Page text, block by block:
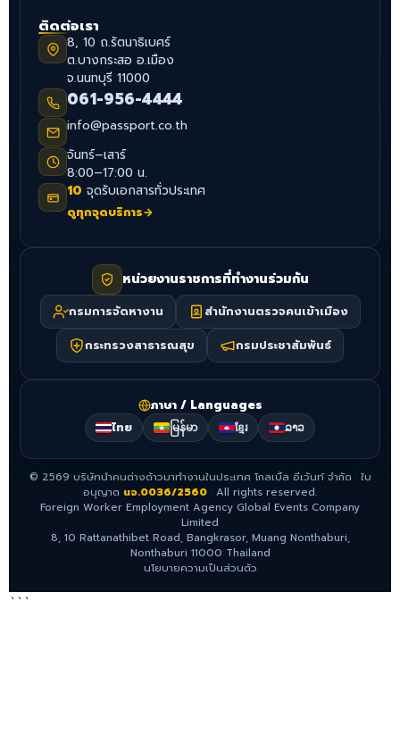
ติดต่อเรา
8, 10 ถ.รัตนาธิเบศร์
ต.บางกระสอ อ.เมือง
จ.นนทบุรี 11000
061-956-4444
info@passport.co.th
จันทร์–เสาร์
8:00–17:00 น.
10 จุดรับเอกสารทั่วประเทศ
ดูทุกจุดบริการ→
หน่วยงานราชการที่ทำงานร่วมกัน
กรมการจัดหางาน
สำนักงานตรวจคนเข้าเมือง
กระทรวงสาธารณสุข
กรมประชาสัมพันธ์
ภาษา / Languages
ไทย မြန်မာ ខ្មែរ ລາວ
© 2569 บริษัทนำคนต่างด้าวมาทำงานในประเทศ โกลเบิ้ล อีเว้นท์ จำกัด ·ใบ
อนุญาต นจ.0036/2560 · All rights reserved.
Foreign Worker Employment Agency Global Events Company
Limited
8, 10 Rattanathibet Road, Bangkrasor, Muang Nonthaburi,
Nonthaburi 11000 Thailand
นโยบายความเป็นส่วนตัว
```